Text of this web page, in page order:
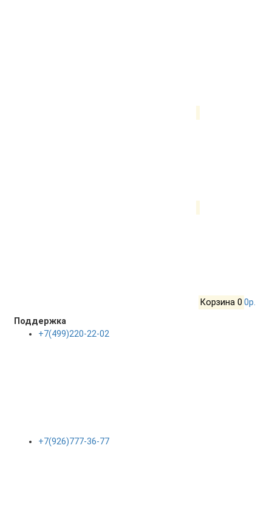
Корзина 0 0р.
Поддержка
+7(499)220-22-02
+7(926)777-36-77